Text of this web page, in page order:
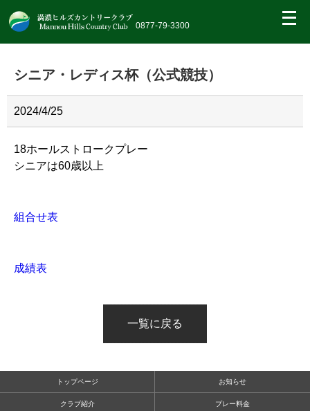
0877-79-3300
繝｡
繝
帝
シニア・レディス杯（公式競技）
2024/4/25
18ホールストロークプレー
シニアは60歳以上
組合せ表
成績表
一覧に戻る
トップページ お知らせ
クラブ紹介 プレー料金